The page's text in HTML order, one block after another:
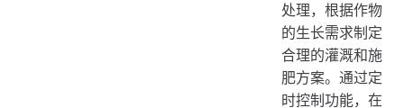
处理，根据作物
的生长需求制定
合理的灌溉和施
肥方案。通过定
时控制功能，在